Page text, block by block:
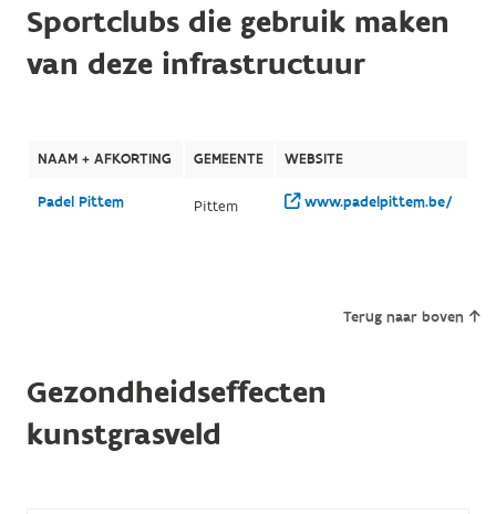
Sportclubs die gebruik maken
van deze infrastructuur
NAAM + AFKORTING GEMEENTE WEBSITE
Padel Pittem Pittem www.padelpittem.be/
Terug naar boven
Gezondheidseffecten
kunstgrasveld